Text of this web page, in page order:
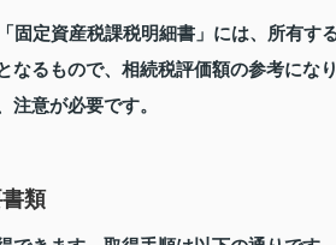
固定資産税課税明細書」には、所有す
なるもので、相続税評価額の参考にな
注意が必要です。
類